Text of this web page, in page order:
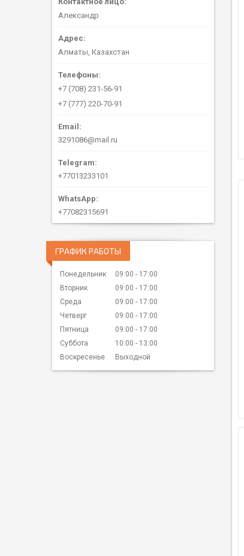
Александр
Алматы, Казахстан
+7 (708) 231-56-91
+7 (777) 220-70-91
3291086@mail.ru
+77013233101
+77082315691
ГРАФИК РАБОТЫ
Понедельник 09:00
17:00
Вторник
09:00
17:00
Среда
09:00
17:00
Четверг
09:00
17:00
Пятница
09:00
17:00
Суббота
10:00
13:00
Воскресенье
Выходной